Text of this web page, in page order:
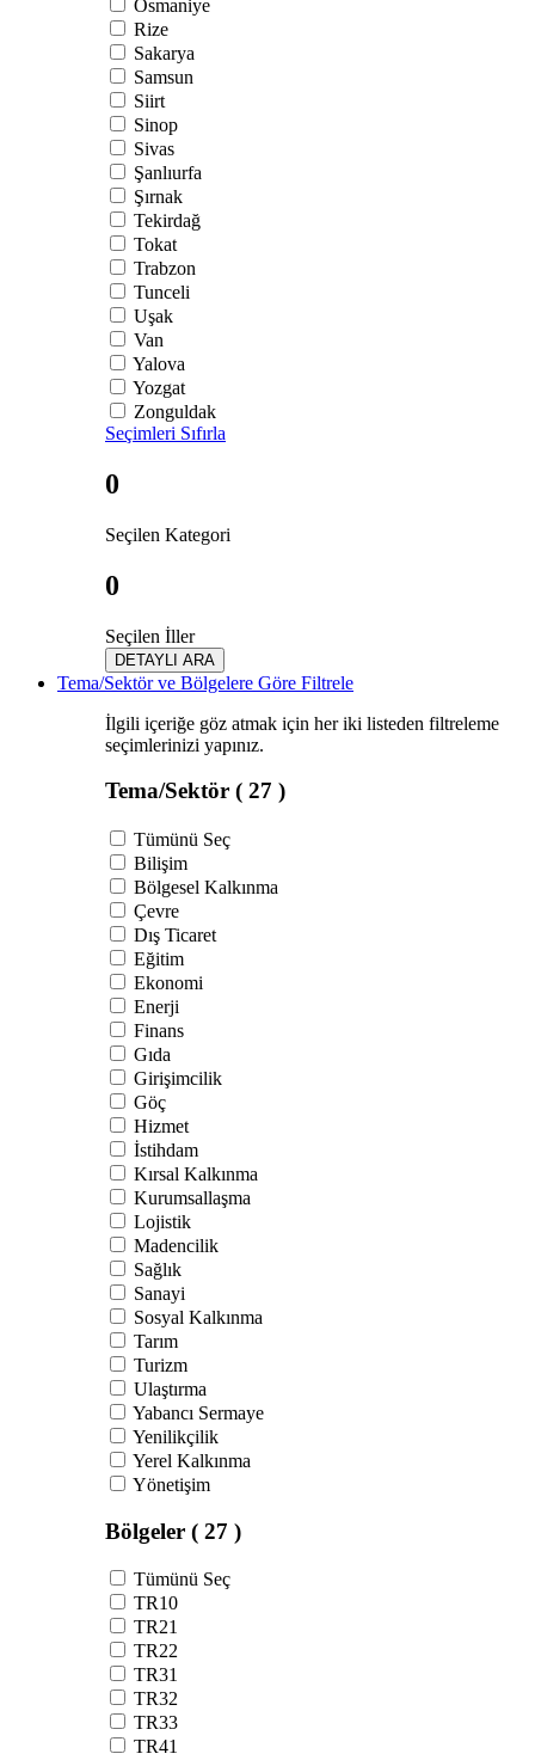
Osmaniye
Rize
Sakarya
Samsun
Siirt
Sinop
Sivas
Şanlıurfa
Şırnak
Tekirdağ
Tokat
Trabzon
Tunceli
Uşak
Van
Yalova
Yozgat
Zonguldak
Seçimleri Sıfırla
0
Seçilen Kategori
0
Seçilen İller
DETAYLI ARA
Tema/Sektör ve Bölgelere Göre Filtrele
İlgili içeriğe göz atmak için her iki listeden filtreleme
seçimlerinizi yapınız.
Tema/Sektör ( 27 )
Tümünü Seç
Bilişim
Bölgesel Kalkınma
Çevre
Dış Ticaret
Eğitim
Ekonomi
Enerji
Finans
Gıda
Girişimcilik
Göç
Hizmet
İstihdam
Kırsal Kalkınma
Kurumsallaşma
Lojistik
Madencilik
Sağlık
Sanayi
Sosyal Kalkınma
Tarım
Turizm
Ulaştırma
Yabancı Sermaye
Yenilikçilik
Yerel Kalkınma
Yönetişim
Bölgeler ( 27 )
Tümünü Seç
TR10
TR21
TR22
TR31
TR32
TR33
TR41